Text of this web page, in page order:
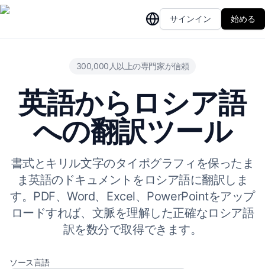
サインイン 始める
300,000人以上の専門家が信頼
英語からロシア語
への翻訳ツール
書式とキリル文字のタイポグラフィを保ったま
ま英語のドキュメントをロシア語に翻訳しま
す。PDF、Word、Excel、PowerPointをアップ
ロードすれば、文脈を理解した正確なロシア語
訳を数分で取得できます。
ソース言語